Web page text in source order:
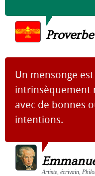
Un mensonge
intrinsèquement
avec de bonnes
intentions.
Artiste, écrivain,